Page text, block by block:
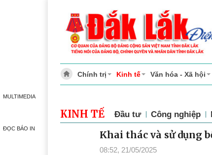
MULTIMEDIA
ĐỌC BÁO IN
Chính trị Kinh tế Văn hóa - Xã hội
KINH TẾ Đầu tư Công nghiệp
Khai thác và sử dụng
08:52, 21/05/2025